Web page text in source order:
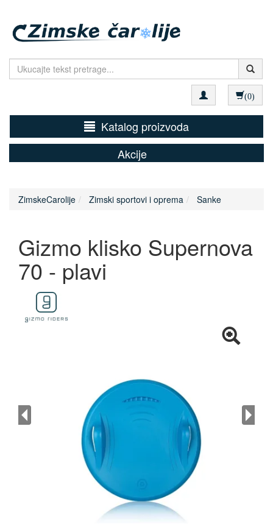
(0)
Katalog proizvoda
Akcije
ZimskeCarolije Zimski sportovi i oprema Sanke
Gizmo klisko Supernova
70 - plavi